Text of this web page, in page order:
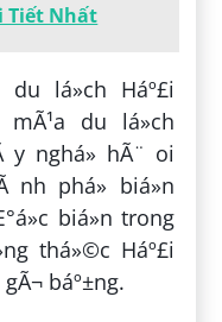
Tiết Nhất
du lá»ch Háº£i
du lá»ch
y nghá» hÃ¨ oi
nh phá» biá»n
biá»n trong
thá»©c Háº£i
gÃ¬ báº±ng.